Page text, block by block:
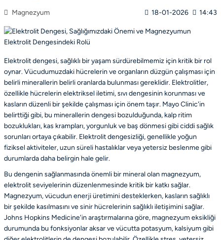
Magnezyum 18-01-2026 14:43
Elektrolit dengesi, sağlıklı bir yaşam sürdürebilmemiz için kritik bir rol
oynar. Vücudumuzdaki hücrelerin ve organların düzgün çalışması için
belirli minerallerin belirli oranlarda bulunması gereklidir. Elektrolitler,
özellikle hücrelerin elektriksel iletimi, sıvı dengesinin korunması ve
kasların düzenli bir şekilde çalışması için önem taşır. Mayo Clinic'in
belirttiği gibi, bu minerallerin dengesi bozulduğunda, kalp ritim
bozuklukları, kas krampları, yorgunluk ve baş dönmesi gibi ciddi sağlık
sorunları ortaya çıkabilir. Elektrolit dengesizliği, genellikle yoğun
fiziksel aktiviteler, uzun süreli hastalıklar veya yetersiz beslenme gibi
durumlarda daha belirgin hale gelir.
Bu dengenin sağlanmasında önemli bir mineral olan magnezyum,
elektrolit seviyelerinin düzenlenmesinde kritik bir katkı sağlar.
Magnezyum, vücudun enerji üretimini desteklerken, kasların sağlıklı
bir şekilde kasılmasını ve sinir hücrelerinin sağlıklı iletişimini sağlar.
Johns Hopkins Medicine'in araştırmalarına göre, magnezyum eksikliği
durumunda bu fonksiyonlar aksar ve vücutta potasyum, kalsiyum gibi